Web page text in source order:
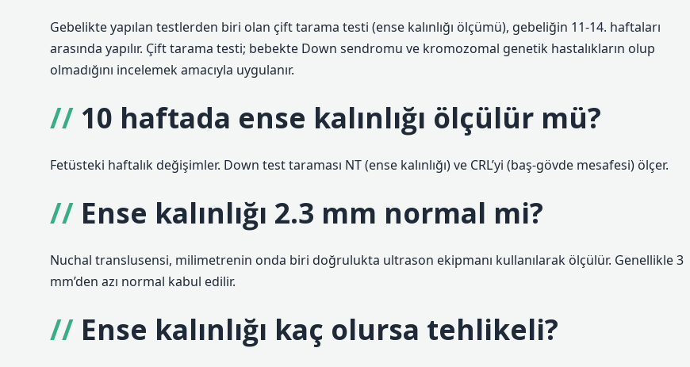
Gebelikte yapılan testlerden biri olan çift tarama testi (ense kalınlığı ölçümü), gebeliğin 11-14. haftaları
arasında yapılır. Çift tarama testi; bebekte Down sendromu ve kromozomal genetik hastalıkların olup
olmadığını incelemek amacıyla uygulanır.
10 haftada ense kalınlığı ölçülür mü?
Fetüsteki haftalık değişimler. Down test taraması NT (ense kalınlığı) ve CRL’yi (baş-gövde mesafesi) ölçer.
Ense kalınlığı 2.3 mm normal mi?
Nuchal translusensi, milimetrenin onda biri doğrulukta ultrason ekipmanı kullanılarak ölçülür. Genellikle 3
mm’den azı normal kabul edilir.
Ense kalınlığı kaç olursa tehlikeli?